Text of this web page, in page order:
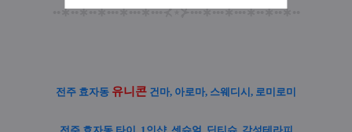
∗••∗••∗•••∗•••∗•••⊀⋆⊁•••∗•••∗•••∗••∗••∗
전주 효자동 유니콘 건마, 아로마, 스웨디시, 로미로미